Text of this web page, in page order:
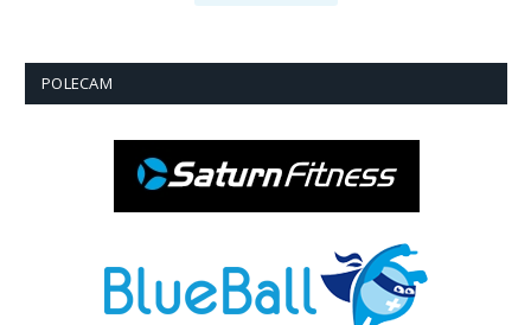
POLECAM